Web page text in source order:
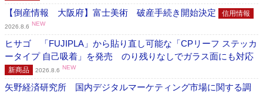
【倒産情報 大阪府】富士美術 破産手続き開始決定 信用情報
2026.8.6 NEW
ヒサゴ 「FUJIPLA」から貼り直し可能な「CPリーフ ステッカ
ータイプ 自己吸着」を発売 のり残りなしでガラス面にも対応
新商品 2026.8.6 NEW
矢野経済研究所 国内デジタルマーケティング市場に関する調